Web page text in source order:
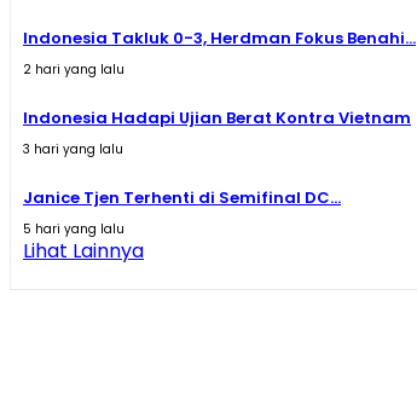
Indonesia Takluk 0-3, Herdman Fokus Benahi...
2 hari yang lalu
Indonesia Hadapi Ujian Berat Kontra Vietnam
3 hari yang lalu
Janice Tjen Terhenti di Semifinal DC...
5 hari yang lalu
Lihat Lainnya